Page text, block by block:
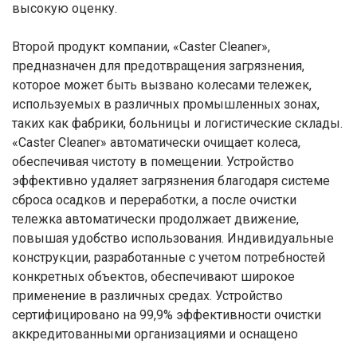
высокую оценку.
Второй продукт компании, «Caster Cleaner»,
предназначен для предотвращения загрязнения,
которое может быть вызвано колесами тележек,
используемых в различных промышленных зонах,
таких как фабрики, больницы и логистические склады.
«Caster Cleaner» автоматически очищает колеса,
обеспечивая чистоту в помещении. Устройство
эффективно удаляет загрязнения благодаря системе
сброса осадков и переработки, а после очистки
тележка автоматически продолжает движение,
повышая удобство использования. Индивидуальные
конструкции, разработанные с учетом потребностей
конкретных объектов, обеспечивают широкое
применение в различных средах. Устройство
сертифицировано на 99,9% эффективности очистки
аккредитованными организациями и оснащено